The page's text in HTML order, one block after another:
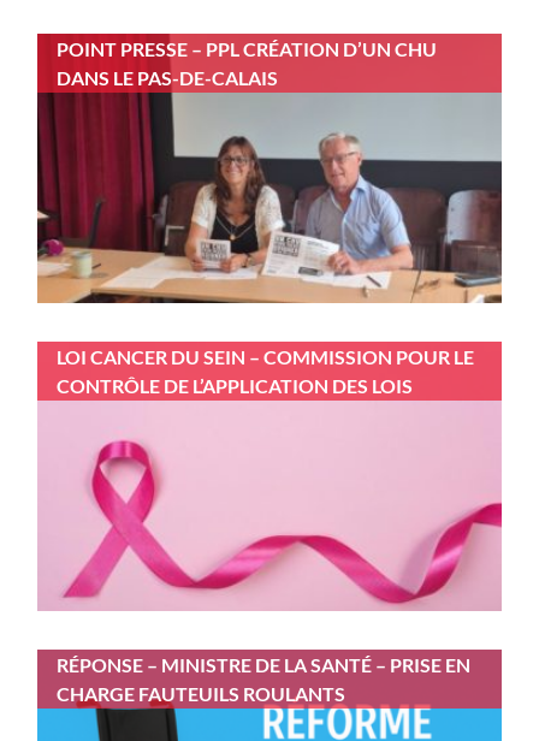
POINT PRESSE – PPL CRÉATION D’UN CHU
DANS LE PAS-DE-CALAIS
LOI CANCER DU SEIN – COMMISSION POUR LE
CONTRÔLE DE L’APPLICATION DES LOIS
RÉPONSE – MINISTRE DE LA SANTÉ – PRISE EN
CHARGE FAUTEUILS ROULANTS